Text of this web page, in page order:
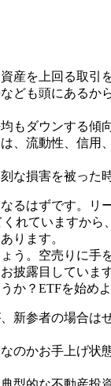
を上回る取
も頭にある
ダウンする傾
流動性、信
損害を被った
はずです。
れていますか
ります。
う。空売りに手
露目していま
？ETFを始め
参者の場合
のかお手上げ